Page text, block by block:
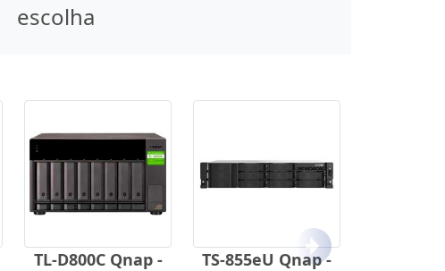
escolha
TL-D800C Qnap -
TS-855eU Qnap -Próximo